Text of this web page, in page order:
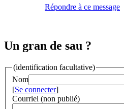
Répondre à ce message
Un gran de sau ?
(identification facultative)
Nom
[Se connecter]
Courriel (non publié)